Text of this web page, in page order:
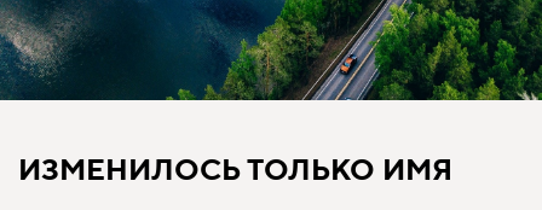
ИЗМЕНИЛОСЬ ТОЛЬКО ИМЯ